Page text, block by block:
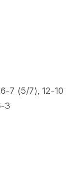
7 (5/7), 12-10
3